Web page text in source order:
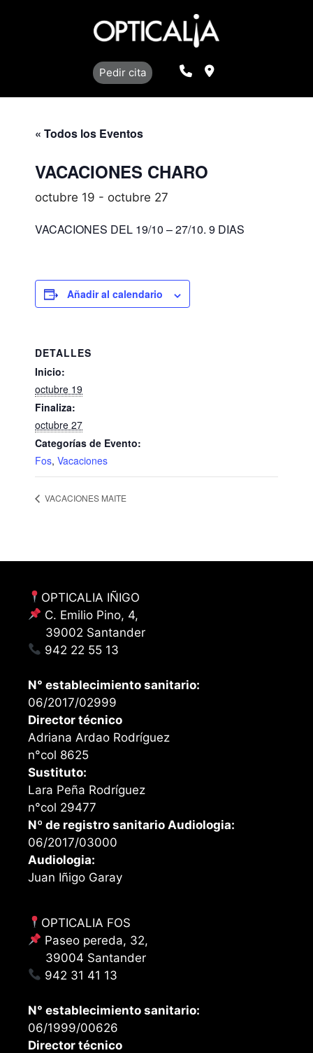
Pedir cita LlamarLocalización
« Todos los Eventos
VACACIONES CHARO
octubre 19 - octubre 27
VACACIONES DEL 19/10 – 27/10. 9 DIAS
Añadir al calendario
DETALLES
Inicio:
octubre 19
Finaliza:
octubre 27
Categorías de Evento:
Fos, Vacaciones
VACACIONES MAITE
OPTICALIA IÑIGO
C. Emilio Pino, 4,
39002 Santander
942 22 55 13
N° establecimiento sanitario:
06/2017/02999
Director técnico
Adriana Ardao Rodríguez
n°col 8625
Sustituto:
Lara Peña Rodríguez
n°col 29477
Nº de registro sanitario Audiologia:
06/2017/03000
Audiologia:
Juan Iñigo Garay
OPTICALIA FOS
Paseo pereda, 32,
39004 Santander
942 31 41 13
N° establecimiento sanitario:
06/1999/00626
Director técnico